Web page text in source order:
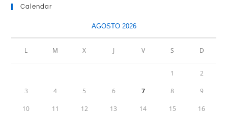
Calendar
AGOSTO 2026
L M X J V S D
1 2
3 4 5 6 7 8 9
10 11 12 13 14 15 16